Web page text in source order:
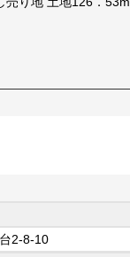
2-8-10